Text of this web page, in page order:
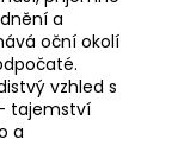
a
oční okolí
vzhled s
tajemství
a